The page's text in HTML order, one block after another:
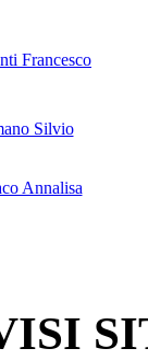
Francesco
Silvio
Annalisa